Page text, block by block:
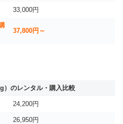
33,000円
37,800円～
）のレンタル・購入比較
24,200円
26,950円